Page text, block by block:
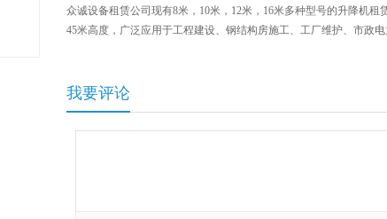
众诚设备租赁公司现有8米，10米，12米，16米多种型号的升降机
45米高度，广泛应用于工程建设、钢结构房施工、工厂维护、市政
我要评论